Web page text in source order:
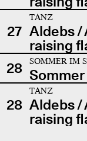
27
TANZ
Aldebs /
raising
28
SOMMER IM
Sommer
28
TANZ
Aldebs /
raising